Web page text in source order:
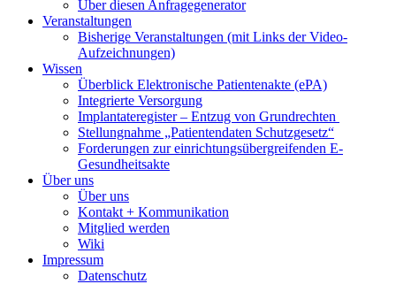
Über diesen Anfragegenerator
Veranstaltungen
Bisherige Veranstaltungen (mit Links der Video-
Aufzeichnungen)
Wissen
Überblick Elektronische Patientenakte (ePA)
Integrierte Versorgung
Implantateregister – Entzug von Grundrechten
Stellungnahme „Patientendaten Schutzgesetz“
Forderungen zur einrichtungsübergreifenden E-
Gesundheitsakte
Über uns
Über uns
Kontakt + Kommunikation
Mitglied werden
Wiki
Impressum
Datenschutz